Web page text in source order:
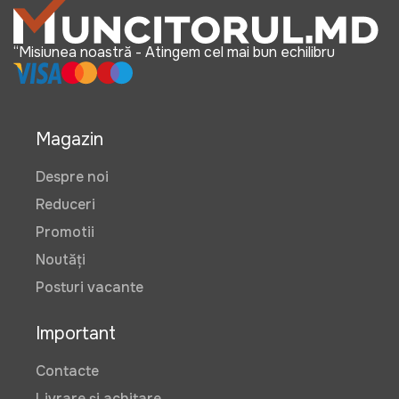
(Auriu)
Art:VOR58868
1099 lei
(Crom)
“Misiunea noastră - Atingem cel mai bun echilibru
Magazin
Despre noi
Reduceri
Promotii
Noutăți
Posturi vacante
Important
Contacte